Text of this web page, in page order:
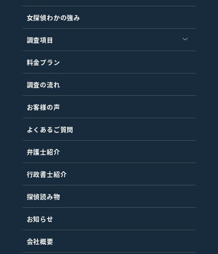
女探偵わかの強み
調査項目
料金プラン
調査の流れ
お客様の声
よくあるご質問
弁護士紹介
行政書士紹介
探偵読み物
お知らせ
会社概要